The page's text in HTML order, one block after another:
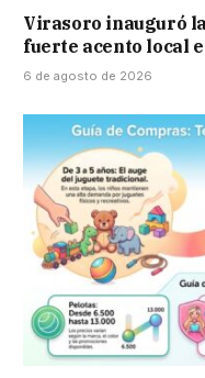
Virasoro inauguró
fuerte acento local
6 de agosto de 2026